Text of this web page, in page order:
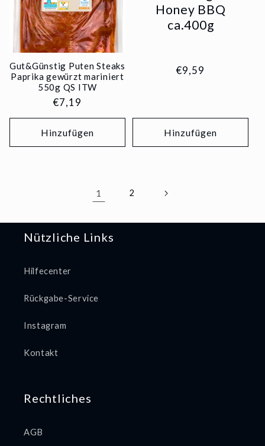
Gut&Günstig Puten Steaks
Paprika gewürzt mariniert
550g QS ITW
Normaler
Preis
€7,19
Hinzufügen
Honey BBQ
ca.400g
Normaler
€9,59
Hinzufügen
1 2
Nützliche Links
Hilfecenter
Rückgabe-Service
Instagram
Kontakt
Rechtliches
AGB